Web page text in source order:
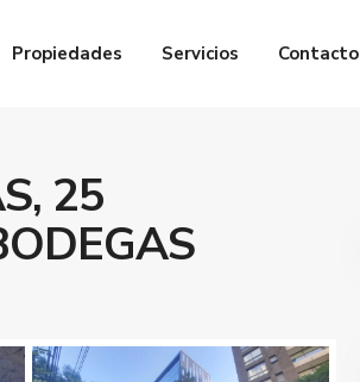
Propiedades Servicios Contacto
25